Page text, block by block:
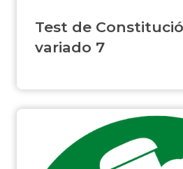
Test de
variado 7